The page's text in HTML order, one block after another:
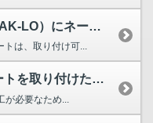
低床こまわりくんシリーズ（KAK-LO）にネームプレー...
トは、取り付け可...
KA800シリーズにネームプレートを取り付けたい。
必要なため...